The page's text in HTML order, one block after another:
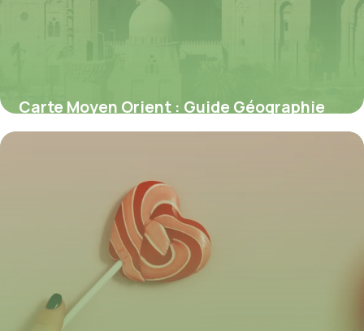
Carte Moyen Orient : Guide Géographie
2026